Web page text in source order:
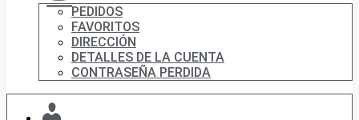
cuenta
PEDIDOS
FAVORITOS
DIRECCIÓN
DETALLES DE LA CUENTA
CONTRASEÑA PERDIDA